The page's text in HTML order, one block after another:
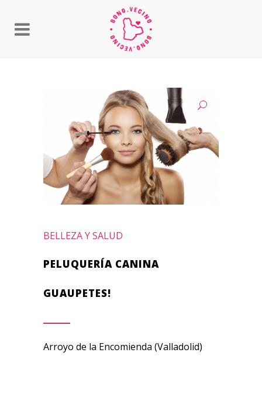
BELLEZA Y SALUD
PELUQUERÍA CANINA
GUAUPETES!
Arroyo de la Encomienda (Valladolid)